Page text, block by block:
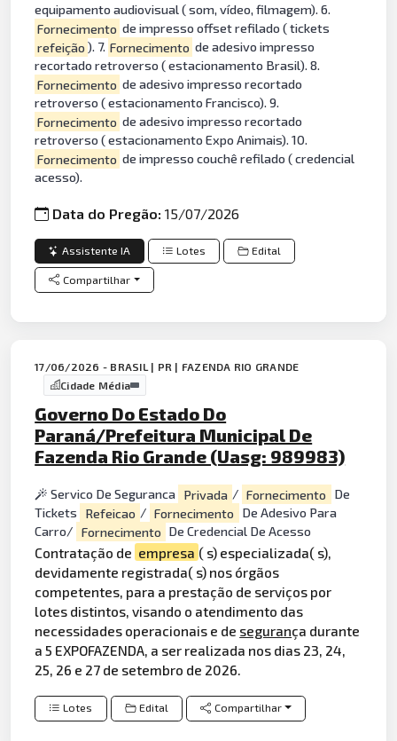
equipamento audiovisual ( som, vídeo, filmagem). 6.
Fornecimento de impresso offset refilado ( tickets
refeição ). 7. Fornecimento de adesivo impresso
recortado retroverso ( estacionamento Brasil). 8.
Fornecimento de adesivo impresso recortado
retroverso ( estacionamento Francisco). 9.
Fornecimento de adesivo impresso recortado
retroverso ( estacionamento Expo Animais). 10.
Fornecimento de impresso couchê refilado ( credencial
acesso).
Data do Pregão:15/07/2026
Assistente IA Lotes Edital
Compartilhar
17/06/2026 - BRASIL | PR | FAZENDA RIO GRANDE
Cidade Média
Governo Do Estado Do
Paraná/Prefeitura Municipal De
Fazenda Rio Grande (Uasg: 989983)
Servico De Seguranca Privada / Fornecimento
De
Tickets
Refeicao / Fornecimento
De Adesivo Para
Carro/ Fornecimento De Credencial De Acesso
Contratação de empresa ( s) especializada( s),
devidamente registrada( s) nos órgãos
competentes, para a prestação de serviços por
lotes distintos, visando o atendimento das
necessidades operacionais e de segurança durante
a 5 EXPOFAZENDA, a ser realizada nos dias 23, 24,
25, 26 e 27 de setembro de 2026.
Lotes Edital Compartilhar